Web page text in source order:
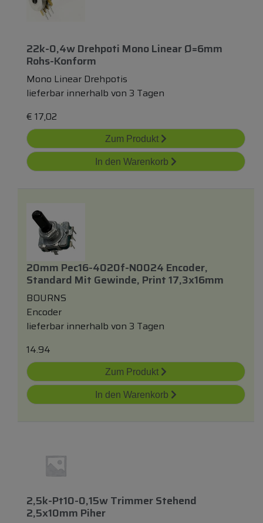
22k-0,4w Drehpoti Mono Linear Ø=6mm
Rohs-Konform
Mono Linear Drehpotis
lieferbar innerhalb von 3 Tagen
€ 17,02
Zum Produkt
In den Warenkorb
20mm Pec16-4020f-N0024 Encoder,
Standard Mit Gewinde, Print 17,3x16mm
BOURNS
Encoder
lieferbar innerhalb von 3 Tagen
14.94
Zum Produkt
In den Warenkorb
2,5k-Pt10-0,15w Trimmer Stehend
2,5x10mm Piher